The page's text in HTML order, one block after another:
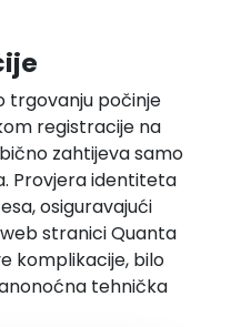
trgovanju počinje
registracije na
zahtijeva samo
Provjera identiteta
osiguravajući
stranici Quanta
komplikacije, bilo
tehnička